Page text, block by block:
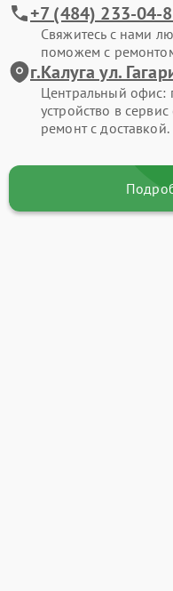
+7 (484) 233-04-
Свяжитесь с нами
поможем с
г.Калуга ул.
Центральный офис:
устройство в
ремонт с доставкой.